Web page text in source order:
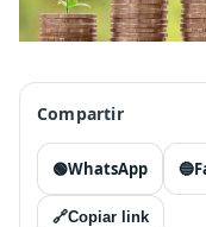
Compartir
🟢WhatsApp 🔵
🔗Copiar link